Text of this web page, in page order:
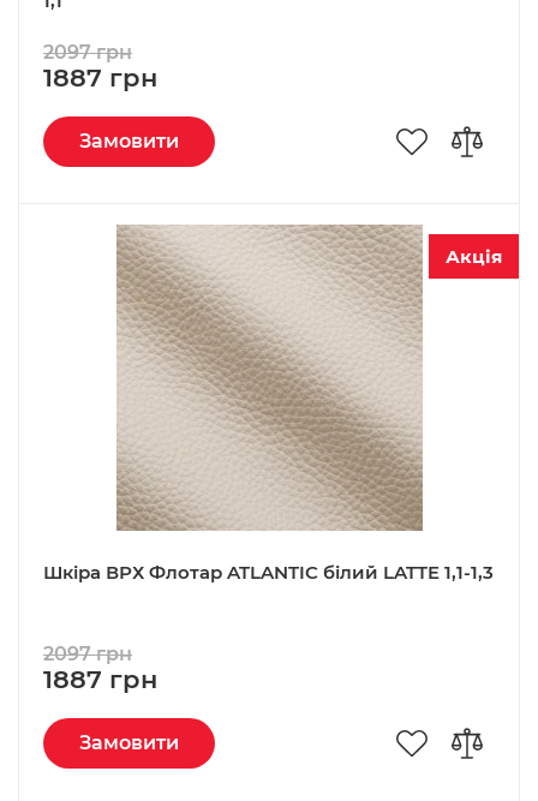
1887 грн
2097 грн
Замовити
Акція
Шкіра ВРХ Флотар ATLANTIC білий LATTE 1,1-1,3
1887 грн
2097 грн
Замовити